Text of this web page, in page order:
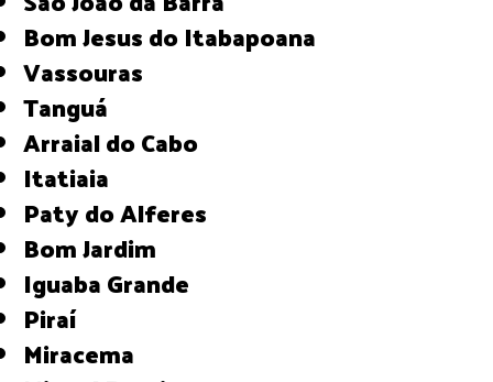
Bom Jesus do Itabapoana
Vassouras
Tanguá
Arraial do Cabo
Itatiaia
Paty do Alferes
Bom Jardim
Iguaba Grande
Piraí
Miracema